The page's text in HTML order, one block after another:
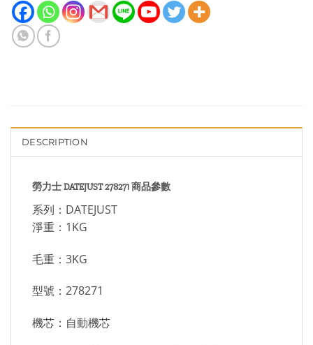
DESCRIPTION
勞力士 DATEJUST 278271 商品參數
系列：DATEJUST
淨重：1KG
毛重：3KG
型號：278271
機芯：自動機芯